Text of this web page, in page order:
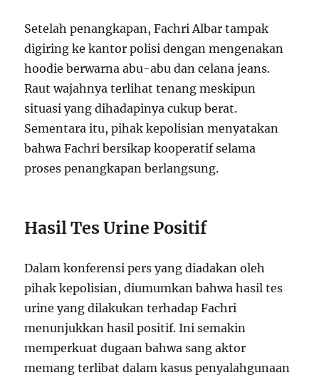
Setelah penangkapan, Fachri Albar tampak
digiring ke kantor polisi dengan mengenakan
hoodie berwarna abu-abu dan celana jeans.
Raut wajahnya terlihat tenang meskipun
situasi yang dihadapinya cukup berat.
Sementara itu, pihak kepolisian menyatakan
bahwa Fachri bersikap kooperatif selama
proses penangkapan berlangsung.
Hasil Tes Urine Positif
Dalam konferensi pers yang diadakan oleh
pihak kepolisian, diumumkan bahwa hasil tes
urine yang dilakukan terhadap Fachri
menunjukkan hasil positif. Ini semakin
memperkuat dugaan bahwa sang aktor
memang terlibat dalam kasus penyalahgunaan